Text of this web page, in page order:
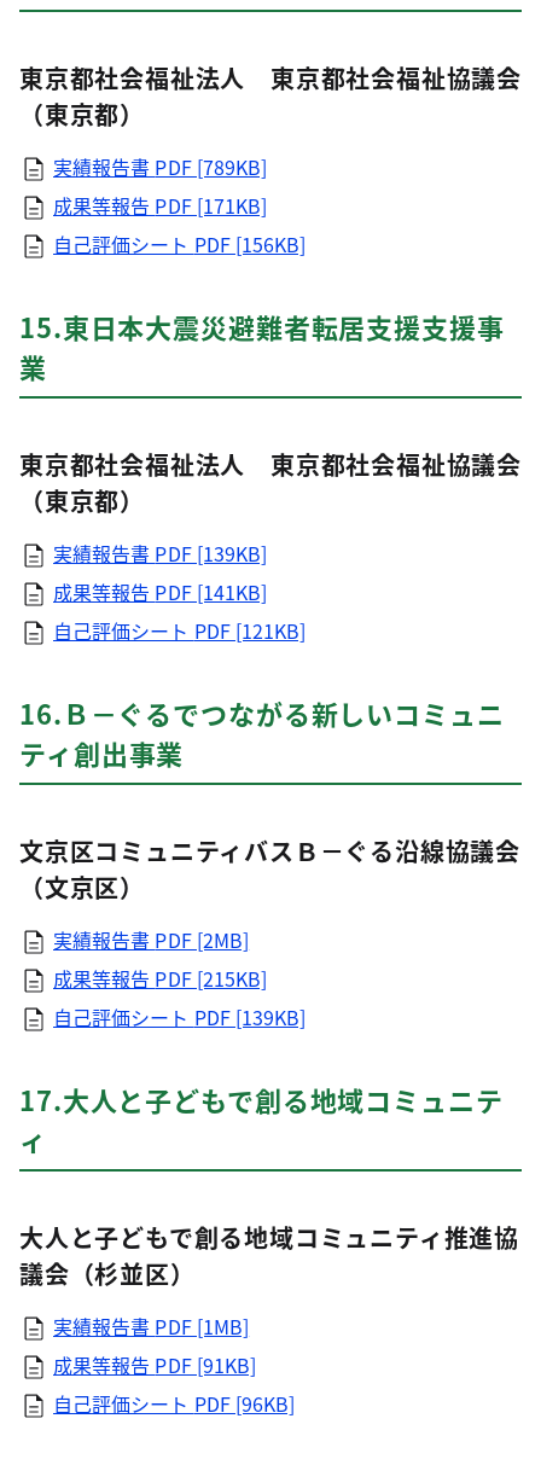
東京都社会福祉法人 東京都社会福祉協議会
（東京都）
実績報告書 PDF [789KB]
成果等報告 PDF [171KB]
自己評価シート PDF [156KB]
15.東日本大震災避難者転居支援支援事
業
東京都社会福祉法人 東京都社会福祉協議会
（東京都）
実績報告書 PDF [139KB]
成果等報告 PDF [141KB]
自己評価シート PDF [121KB]
16.Ｂ－ぐるでつながる新しいコミュニ
ティ創出事業
文京区コミュニティバスＢ－ぐる沿線協議会
（文京区）
実績報告書 PDF [2MB]
成果等報告 PDF [215KB]
自己評価シート PDF [139KB]
17.大人と子どもで創る地域コミュニテ
ィ
大人と子どもで創る地域コミュニティ推進協
議会（杉並区）
実績報告書 PDF [1MB]
成果等報告 PDF [91KB]
自己評価シート PDF [96KB]